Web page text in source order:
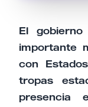
El
importante
con
tropas
presencia